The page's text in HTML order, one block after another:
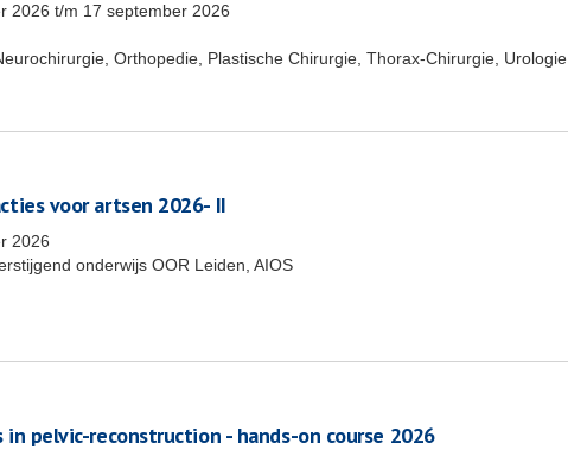
2026 t/m 17 september 2026
Orthopedie, Plastische Chirurgie, Thorax-Chirurgie, Urologie
voor artsen 2026- II
2026
onderwijs OOR Leiden, AIOS
pelvic-reconstruction - hands-on course 2026